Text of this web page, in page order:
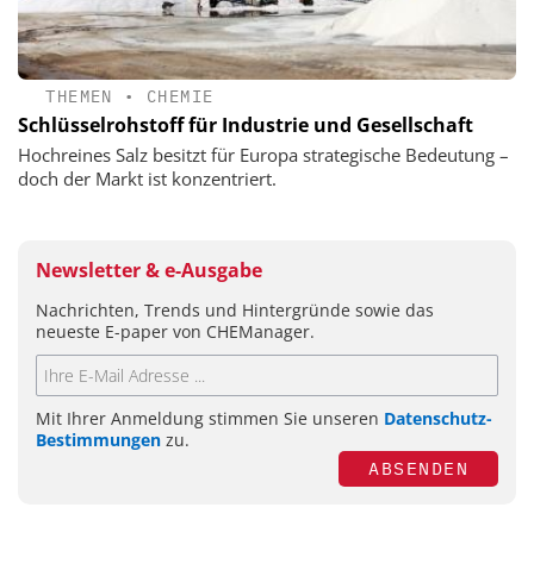
THEMEN • CHEMIE
Schlüsselrohstoff für Industrie und Gesellschaft
Hochreines Salz besitzt für Europa strategische Bedeutung –
doch der Markt ist konzentriert.
Newsletter & e-Ausgabe
Nachrichten, Trends und Hintergründe sowie das
neueste E-paper von CHEManager.
Mit Ihrer Anmeldung stimmen Sie unseren Datenschutz-
Bestimmungen zu.
ABSENDEN